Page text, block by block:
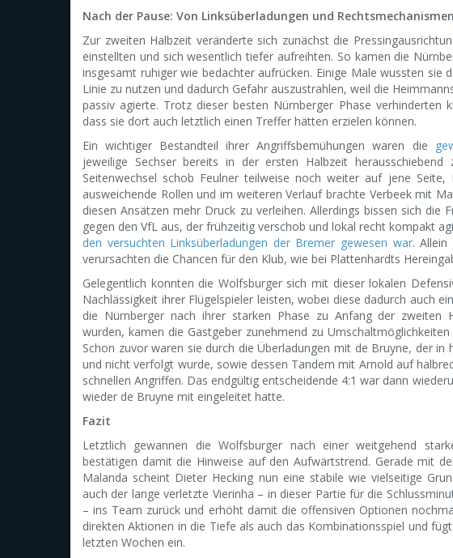
Nach der Pause: Von Linksüberladungen und Rechtsmechanismen
Zur zweiten Halbzeit veränderte sich zunächst die
einstellten und sich wesentlich tiefer aufreihten. So kamen die
insgesamt ruhiger wie bedachter aufrücken. Einige Male wussten sie
Linie zu nutzen und dadurch Gefahr auszustrahlen, weil die
passiv agierte. Trotz dieser besten Nürnberger Phase verhinderten
dass sie dort auch letztlich einen Treffer hätten erzielen können.
Ein wichtiger Bestandteil ihrer Angriffsbemühungen waren die
jeweilige Sechser bereits in der ersten Halbzeit
Seitenwechsel schob Feulner teilweise noch weiter auf jene
ausweichende Rollen und im weiteren Verlauf brachte Verbeek mit
diesen Ansätzen mehr Druck zu verleihen. Allerdings bissen sich die
gegen den VfL aus, der frühzeitig verschob und lokal recht kompakt
den versuchten Linksüberladungen der Bremer gewesen war. Allein
verursachten die Chancen für den Klub, wie bei Plattenhardts
Gelegentlich konnten die Wolfsburger sich mit dieser lokalen
Nachlässigkeit ihrer Flügelspieler leisten, wobei diese dadurch auch
die Nürnberger nach ihrer starken Phase zu Anfang der zweiten
wurden, kamen die Gastgeber zunehmend zu
Schon zuvor waren sie durch die Überladungen mit de Bruyne, der
und nicht verfolgt wurde, sowie dessen Tandem mit Arnold auf
schnellen Angriffen. Das endgültig entscheidende 4:1 war dann
wieder de Bruyne mit eingeleitet hatte.
Fazit
Letztlich gewannen die Wolfsburger nach einer weitgehend
bestätigen damit die Hinweise auf den Aufwärtstrend. Gerade mit
Malanda scheint Dieter Hecking nun eine stabile wie vielseitige
auch der lange verletzte Vierinha – in dieser Partie für die
– ins Team zurück und erhöht damit die offensiven Optionen
direkten Aktionen in die Tiefe als auch das Kombinationsspiel und
letzten Wochen ein.